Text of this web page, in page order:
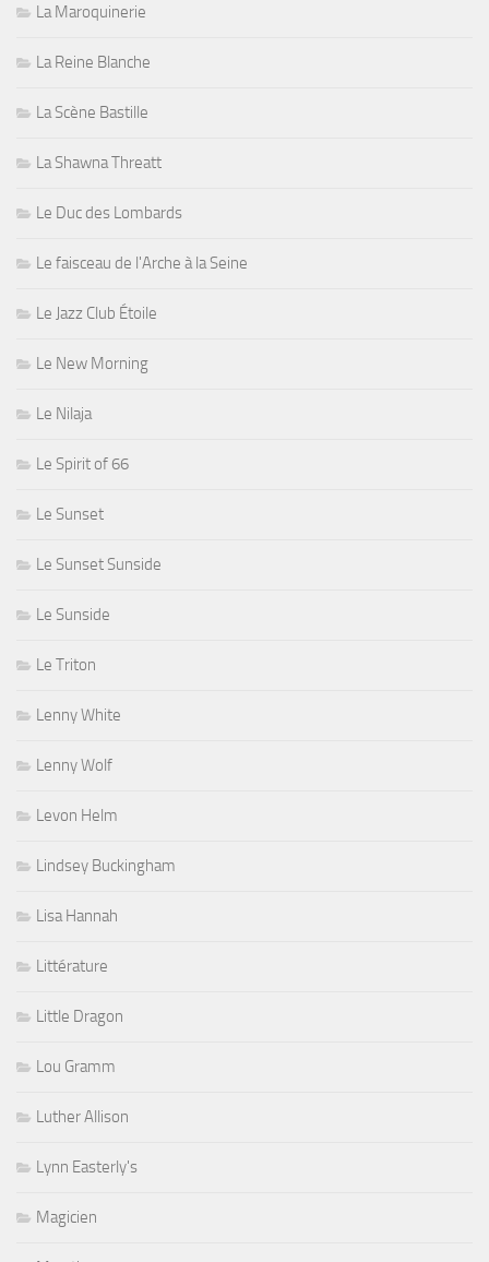
La Maroquinerie
La Reine Blanche
La Scène Bastille
La Shawna Threatt
Le Duc des Lombards
Le faisceau de l'Arche à la Seine
Le Jazz Club Étoile
Le New Morning
Le Nilaja
Le Spirit of 66
Le Sunset
Le Sunset Sunside
Le Sunside
Le Triton
Lenny White
Lenny Wolf
Levon Helm
Lindsey Buckingham
Lisa Hannah
Littérature
Little Dragon
Lou Gramm
Luther Allison
Lynn Easterly's
Magicien